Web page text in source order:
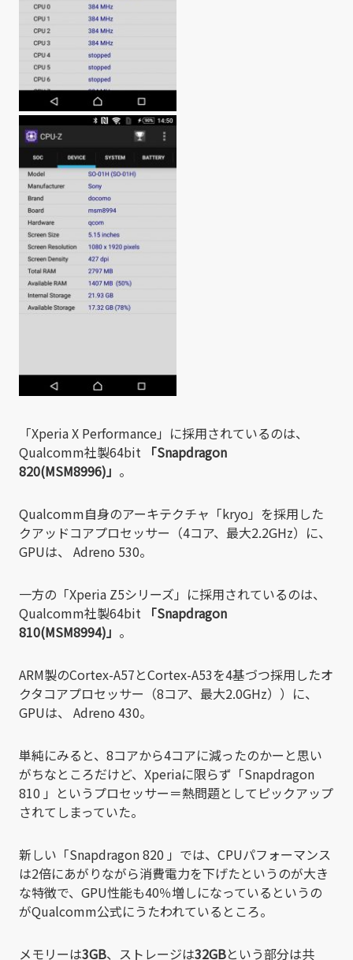
「Xperia X Performance」に採用されているのは、
Qualcomm社製64bit
「Snapdragon
820(MSM8996)」 。
Qualcomm自身のアーキテクチャ「kryo」を採用した
クアッドコアプロセッサー（4コア、最大2.2GHz）に、
GPUは、 Adreno 530。
一方の「Xperia Z5シリーズ」に採用されているのは、
Qualcomm社製64bit 「Snapdragon
810(MSM8994)」 。
ARM製のCortex-A57とCortex-A53を4基づつ採用したオ
クタコアプロセッサー（8コア、最大2.0GHz））に、
GPUは、 Adreno 430。
単純にみると、8コアから4コアに減ったのかーと思い
がちなところだけど、Xperiaに限らず「Snapdragon
810 」というプロセッサー＝熱問題としてピックアップ
されてしまっていた。
新しい「Snapdragon 820 」では、CPUパフォーマンス
は2倍にあがりながら消費電力を下げたというのが大き
な特徴で、GPU性能も40％増しになっているというの
がQualcomm公式にうたわれているところ。
メモリーは3GB、ストレージは32GBという部分は共